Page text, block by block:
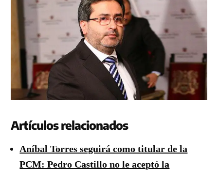
Artículos relacionados
Aníbal Torres seguirá como titular de la
PCM: Pedro Castillo no le aceptó la